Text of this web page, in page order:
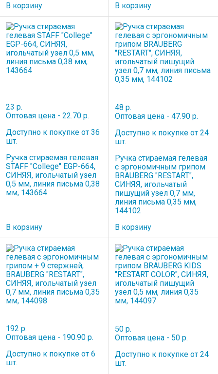
В корзину
В корзину
23 р.
Оптовая цена - 22.70 р.
Доступно к покупке от 36
шт.
Ручка стираемая гелевая
STAFF "College" EGP-664,
СИНЯЯ, игольчатый узел
0,5 мм, линия письма 0,38
мм, 143664
В корзину
48 р.
Оптовая цена - 47.90 р.
Доступно к покупке от 24
шт.
Ручка стираемая гелевая
с эргономичным грипом
BRAUBERG "RESTART",
СИНЯЯ, игольчатый
пишущий узел 0,7 мм,
линия письма 0,35 мм,
144102
В корзину
192 р.
Оптовая цена - 190.90 р.
Доступно к покупке от 6
шт.
50 р.
Оптовая цена - 50 р.
Доступно к покупке от 24
шт.